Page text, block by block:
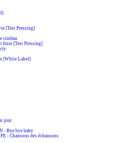
[Test Pressing]
cinéma
finie [Test Pressing]
[White Label]
jour
- Bye bye baby
- Chansons des échansons